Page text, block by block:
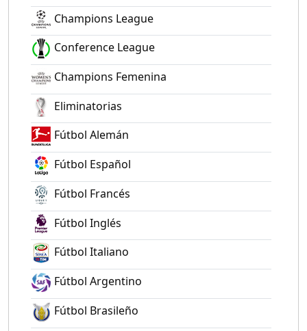
Champions League
Conference League
Champions Femenina
Eliminatorias
Fútbol Alemán
Fútbol Español
Fútbol Francés
Fútbol Inglés
Fútbol Italiano
Fútbol Argentino
Fútbol Brasileño